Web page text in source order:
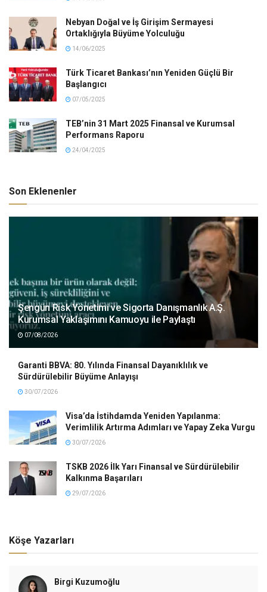
Nebyan Doğal ve İş Girişim Sermayesi
Ortaklığıyla Büyüme Yolculuğu
14/06/2025
Türk Ticaret Bankası’nın Yeniden Güçlü Bir
Başlangıcı
07/05/2025
TEB’nin 31 Mart 2025 Finansal ve Kurumsal
Performans Raporu
24/04/2025
Son Eklenenler
Şengün Risk Yönetimi ve Sigorta Danışmanlık A.Ş.
Kurumsal Yaklaşımını Kamuoyu ile Paylaştı
07/08/2026
Garanti BBVA: 80. Yılında Finansal Dayanıklılık ve
Sürdürülebilir Büyüme Anlayışı
30/07/2026
Visa’da İstihdamda Yeniden Yapılanma:
Verimlilik Artırma Adımları ve Yapay Zeka Vurgu
30/07/2026
TSKB 2026 İlk Yarı Finansal ve Sürdürülebilir
Kalkınma Başarıları
29/07/2026
Köşe Yazarları
Birgi Kuzumoğlu